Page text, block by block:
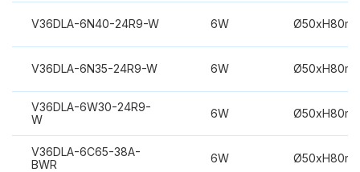
V36DLA-6N40-24R9-W 6W
V36DLA-6N35-24R9-W 6W
V36DLA-6W30-24R9-
W
6W
V36DLA-6C65-38A-
BWR
6W